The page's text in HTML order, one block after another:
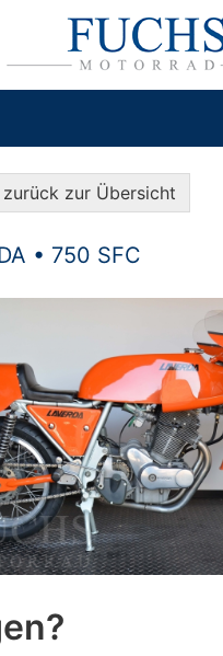
zur Übersicht
• 750 SFC